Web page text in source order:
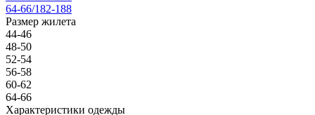
64-66/182-188
Размер жилета
44-46
48-50
52-54
56-58
60-62
64-66
Характеристики одежды